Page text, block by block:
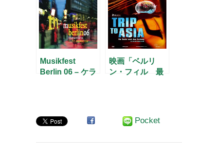
E.T.A.ホフマン
Musikfest
Berlin 06 – ケラ
映画「ベルリ
ン・フィル 最
Pocket